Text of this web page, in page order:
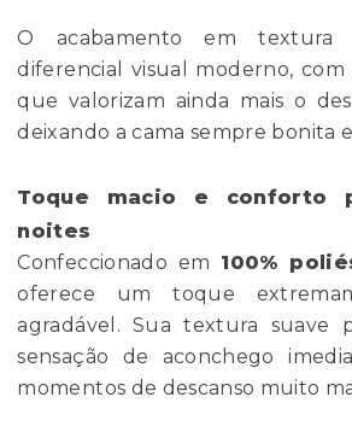
O acabamento em
diferencial visual moderno, com
que valorizam ainda mais o
deixando a cama sempre bonita
Toque macio e conforto
noites
Confeccionado em 100%
oferece um toque
agradável. Sua textura suave
sensação de aconchego
momentos de descanso muito